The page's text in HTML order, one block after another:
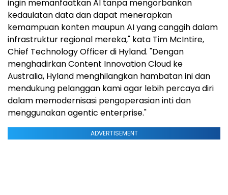
ingin memanfaatkan AI tanpa mengorbankan
kedaulatan data dan dapat menerapkan
kemampuan konten maupun AI yang canggih dalam
infrastruktur regional mereka," kata Tim McIntire,
Chief Technology Officer di Hyland. "Dengan
menghadirkan Content Innovation Cloud ke
Australia, Hyland menghilangkan hambatan ini dan
mendukung pelanggan kami agar lebih percaya diri
dalam memodernisasi pengoperasian inti dan
menggunakan agentic enterprise."
ADVERTISEMENT